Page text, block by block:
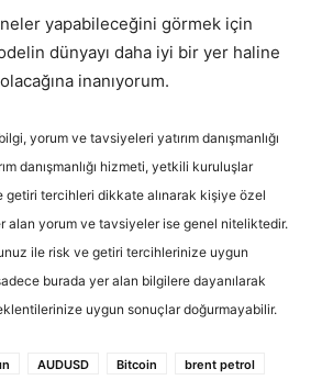
yapabileceğini görmek için
dünyayı daha iyi bir yer haline
inanıyorum.
yorum ve tavsiyeleri yatırım danışmanlığı
danışmanlığı hizmeti, yetkili kuruluşlar
getiri tercihleri dikkate alınarak kişiye özel
alan yorum ve tavsiyeler ise genel niteliktedir.
ile risk ve getiri tercihlerinize uygun
burada yer alan bilgilere dayanılarak
uygun sonuçlar doğurmayabilir.
AUDUSD Bitcoin brent petrol